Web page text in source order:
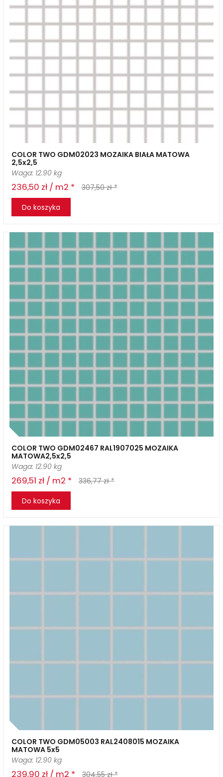
COLOR TWO GDM02023 MOZAIKA BIAŁA MATOWA
2,5x2,5
Waga: 12.90 kg
236,50 zł / m2 *
307,50 zł *
Do koszyka
COLOR TWO GDM02467 RAL1907025 MOZAIKA
MATOWA2,5x2,5
Waga: 12.90 kg
269,51 zł / m2 *
336,77 zł *
Do koszyka
COLOR TWO GDM05003 RAL2408015 MOZAIKA
MATOWA 5x5
Waga: 12.90 kg
239,90 zł / m2 * 304,55 zł *